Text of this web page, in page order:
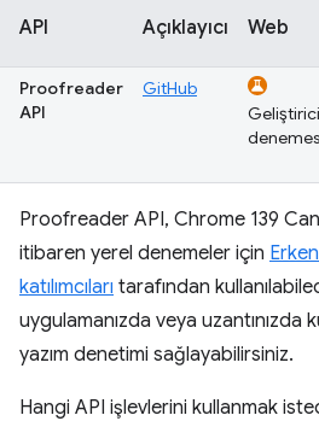
API Açıklayıcı Web
Proofreader
API
GitHub
Geliştirici
Proofreader API, Chrome 139
itibaren yerel denemeler için
katılımcıları tarafından
uygulamanızda veya uzantınızda
yazım denetimi sağlayabilirsiniz.
Hangi API işlevlerini kullanmak